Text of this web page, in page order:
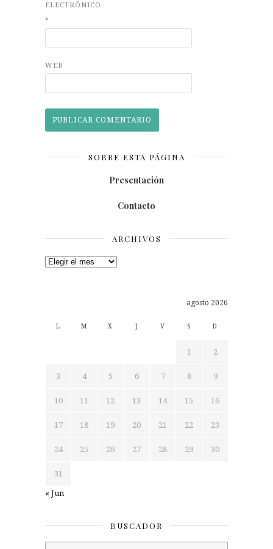
ELECTRÓNICO
*
WEB
SOBRE ESTA PÁGINA
Presentación
Contacto
ARCHIVOS
Archivos
agosto 2026
L M X J V S D
1 2
3 4 5 6 7 8 9
10 11 12 13 14 15 16
17 18 19 20 21 22 23
24 25 26 27 28 29 30
31
« Jun
BUSCADOR